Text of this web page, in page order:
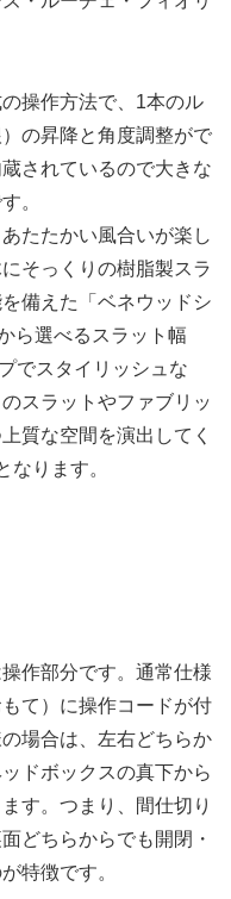
操作方法で、1本のル
の昇降と角度調整がで
されているので大きな
。
たたかい風合いが楽し
そっくりの樹脂製スラ
備えた「ベネウッドシ
ら選べるスラット幅
でスタイリッシュな
スラットやファブリッ
質な空間を演出してく
なります。
作部分です。通常仕様
て）に操作コードが付
場合は、左右どちらか
ドボックスの真下から
す。つまり、間仕切り
どちらからでも開閉・
特徴です。